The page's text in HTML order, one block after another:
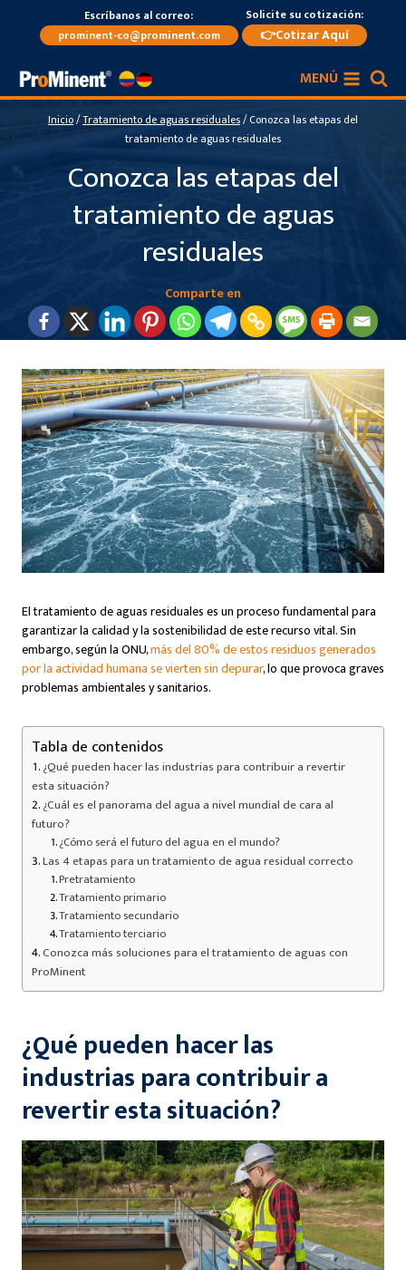
contenido
Escríbanos al correo:
prominent-co@prominent.com
Solicite su cotización:
👉Cotizar Aquí
MENÚ
Inicio/Tratamiento de aguas residuales/Conozca las etapas del
tratamiento de aguas residuales
Conozca las etapas del
tratamiento de aguas
residuales
Comparte en
El tratamiento de aguas residuales es un proceso fundamental para
garantizar la calidad y la sostenibilidad de este recurso vital. Sin
embargo, según la ONU,más del 80% de estos residuos generados
por la actividad humana se vierten sin depurar, lo que provoca graves
problemas ambientales y sanitarios.
Tabla de contenidos
¿Qué pueden hacer las industrias para contribuir a revertir
esta situación?
¿Cuál es el panorama del agua a nivel mundial de cara al
futuro?
¿Cómo será el futuro del agua en el mundo?
Las 4 etapas para un tratamiento de agua residual correcto
Pretratamiento
Tratamiento primario
Tratamiento secundario
Tratamiento terciario
Conozca más soluciones para el tratamiento de aguas con
ProMinent
¿Qué pueden hacer las
industrias para contribuir a
revertir esta situación?